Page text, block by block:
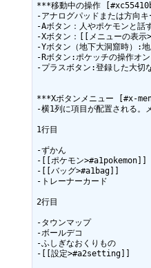
***移動中の操作
-アナログパッドまたは方向キ
-Aボタン：人やポケモンと話
-Xボタン：[[メニューの表示
-Yボタン（地下大洞窟時）:
-Rボタン:ポケッチの操作オ
-プラスボタン:登録した大切
***Xボタンメニュー [#x-
-横1列に項目が配置される。
1行目
-ずかん
-[[ポケモン>#a1pokemon]]
-[[バッグ>#a1bag]]
-トレーナーカード
2行目
-タウンマップ
-ボールデコ
-ふしぎなおくりもの
-[[設定>#a2setting]]